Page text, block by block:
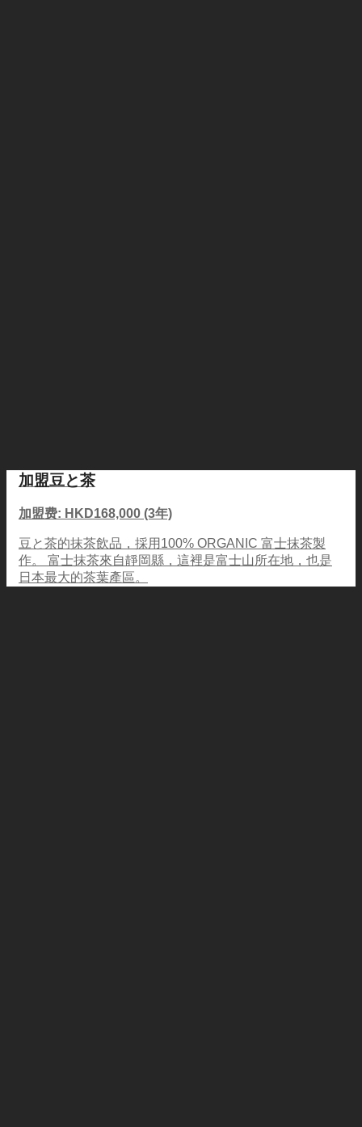
加盟豆と茶
加盟费: HKD168,000 (3年)
豆と茶的抹茶飲品，採用100% ORGANIC 富士抹茶製
作。 富士抹茶來自靜岡縣，這裡是富士山所在地，也是
日本最大的茶葉產區。